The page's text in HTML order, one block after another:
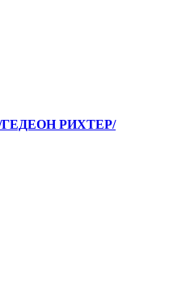
ГЕДЕОН РИХТЕР/